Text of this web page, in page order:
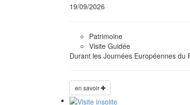
19/09/2026
Patrimoine
Visite Guidée
Durant les Journées Européennes
en savoir